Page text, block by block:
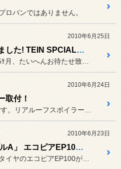
ロパンではありません。
2010年6月25日
お待たせ致しました! TEIN SPCIAL ウィンダム
2010年6月24日
取付！
2010年6月23日
AAA「トリプルA」 エコピアEP100S 入荷しました。